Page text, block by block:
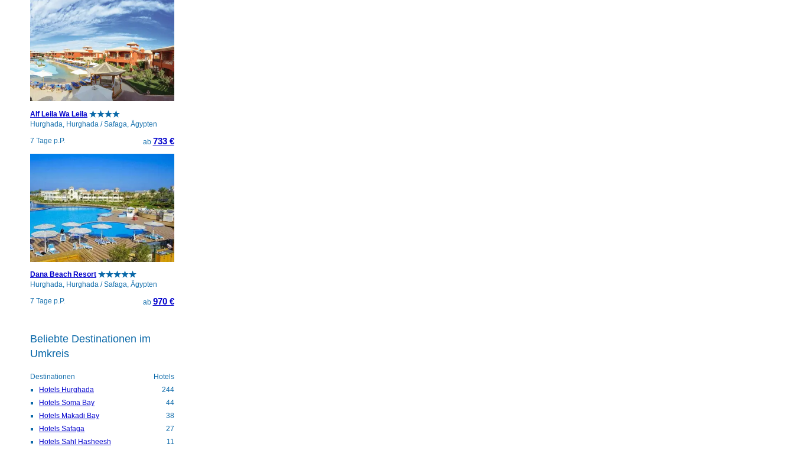
Alf Leila Wa Leila
Hurghada, Hurghada / Safaga, Ägypten
7 Tage p.P.
ab 733 €
Dana Beach Resort
Hurghada, Hurghada / Safaga, Ägypten
7 Tage p.P.
ab 970 €
Beliebte Destinationen im
Umkreis
Destinationen
Hotels
Hotels Hurghada
244
Hotels Soma Bay
44
Hotels Makadi Bay
38
Hotels Safaga
27
Hotels Sahl Hasheesh
11